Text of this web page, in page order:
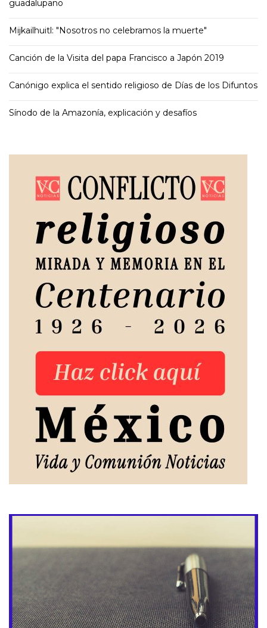
guadalupano
Mijkailhuitl: "Nosotros no celebramos la muerte"
Canción de la Visita del papa Francisco a Japón 2019
Canónigo explica el sentido religioso de Días de los Difuntos
Sínodo de la Amazonía, explicación y desafíos